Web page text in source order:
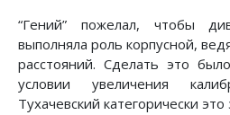
“Гений” пожелал, чтобы
выполняла роль корпусной,
расстояний. Сделать это
условии увеличения
Тухачевский категорически это